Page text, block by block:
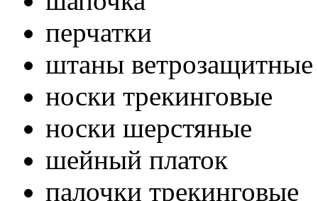
перчатки
штаны ветрозащитные
носки трекинговые
носки шерстяные
шейный платок
палочки трекинговые